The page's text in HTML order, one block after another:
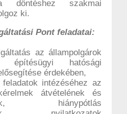
döntéshez szakmai
ki.
Pont feladatai:
az állampolgárok
hatósági
érdekében,
intézéséhez az
átvételének és
hiánypótlás